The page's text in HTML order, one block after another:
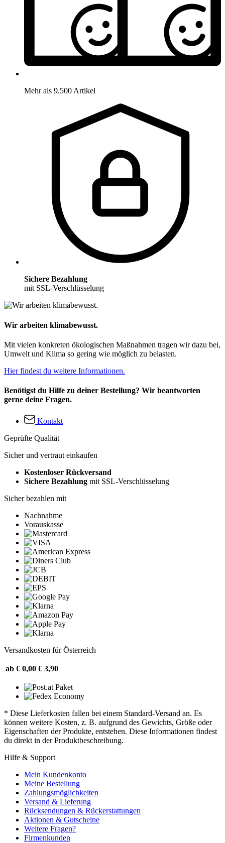
Mehr als 9.500 Artikel
Sichere Bezahlung
mit SSL-Verschlüsselung
Wir arbeiten klimabewusst.
Mit vielen konkreten ökologischen Maßnahmen tragen wir dazu bei,
Umwelt und Klima so gering wie möglich zu belasten.
Hier findest du weitere Informationen.
Benötigst du Hilfe zu deiner Bestellung? Wir beantworten
gerne deine Fragen.
Kontakt
Geprüfte Qualität
Sicher und vertraut einkaufen
Kostenloser Rückversand
Sichere Bezahlung mit SSL-Verschlüsselung
Sicher bezahlen mit
Nachnahme
Vorauskasse
Versandkosten für Österreich
ab € 0,00 € 3,90
* Diese Lieferkosten fallen bei einem Standard-Versand an. Es
können weitere Kosten, z. B. aufgrund des Gewichts, Größe oder
Eigenschaften der Produkte, entstehen. Diese Informationen findest
du direkt in der Produktbeschreibung.
Hilfe & Support
Mein Kundenkonto
Meine Bestellung
Zahlungsmöglichkeiten
Versand & Lieferung
Rücksendungen & Rückerstattungen
Aktionen & Gutscheine
Weitere Fragen?
Firmenkunden